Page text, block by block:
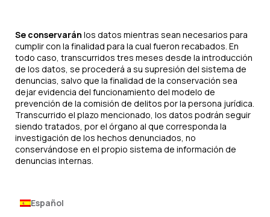
Se conservarán los datos mientras sean necesarios para
cumplir con la finalidad para la cual fueron recabados. En
todo caso, transcurridos tres meses desde la introducción
de los datos, se procederá a su supresión del sistema de
denuncias, salvo que la finalidad de la conservación sea
dejar evidencia del funcionamiento del modelo de
prevención de la comisión de delitos por la persona jurídica.
Transcurrido el plazo mencionado, los datos podrán seguir
siendo tratados, por el órgano al que corresponda la
investigación de los hechos denunciados, no
conservándose en el propio sistema de información de
denuncias internas.
Español